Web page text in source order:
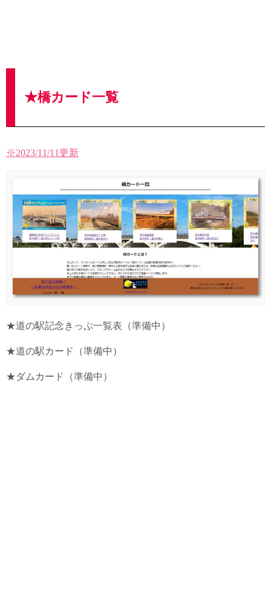
★橋カード一覧
※2023/11/11更新
★道の駅記念きっぷ一覧表（準備中）
★道の駅カード（準備中）
★ダムカード（準備中）